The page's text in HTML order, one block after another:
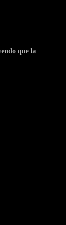
que la